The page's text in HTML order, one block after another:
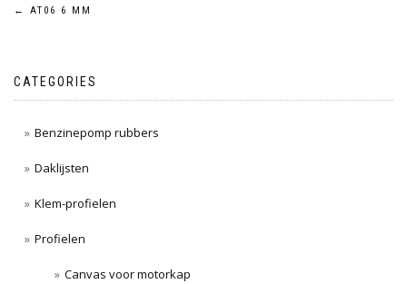
Post
← AT06 6 MM
CATEGORIES
Benzinepomp rubbers
Daklijsten
Klem-profielen
Profielen
Canvas voor motorkap